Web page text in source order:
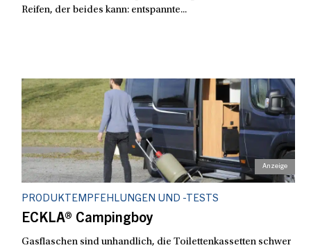
Reifen, der beides kann: entspannte...
PRODUKTEMPFEHLUNGEN UND -TESTS
ECKLA® Campingboy
Gasflaschen sind unhandlich, die Toilettenkassetten schwer